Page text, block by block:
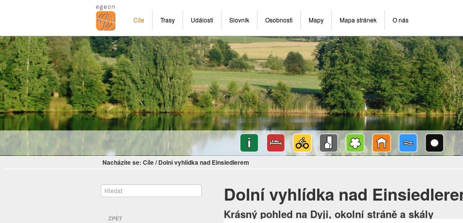
Cíle Trasy Události Slovník Osobnosti Mapy Mapa stránek O nás
Nacházíte se: Cíle/ Dolní vyhlídka nad Einsiedlerem
ZPĚT
Dolní vyhlídka nad
Krásný pohled na Dyji, okolní stráně a skály